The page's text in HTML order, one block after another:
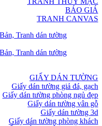
BÁO GIÁ
TRANH CANVAS
GIẤY DÁN TƯỜNG
Giấy dán tường giả đá, gạch
Giấy dán tường phòng ngủ đẹp
Giấy dán tường vân gỗ
Giấy dán tường 3d
Giấy dán tường phòng khách